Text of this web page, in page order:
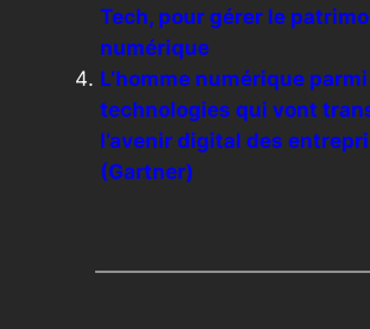
Tech, pour gérer le
numérique
L’homme numérique
technologies qui vont
l’avenir digital des
(Gartner)